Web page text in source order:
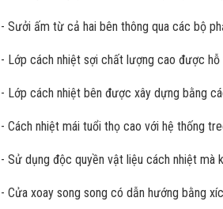
- Sưởi ấm từ cả hai bên thông qua các bộ
- Lớp cách nhiệt sợi chất lượng cao được
- Lớp cách nhiệt bên được xây dựng bằng
- Cách nhiệt mái tuổi thọ cao với hệ thống
- Sử dụng độc quyền vật liệu cách nhiệt mà
- Cửa xoay song song có dẫn hướng bằng